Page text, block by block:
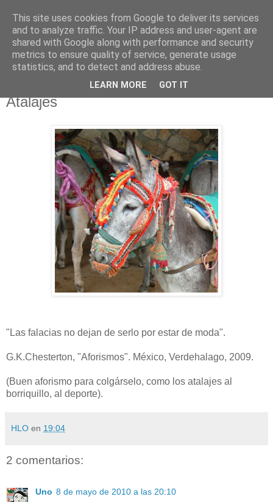
NO SPORT
¡Abajo el deporte!
sábado, 8 de mayo de 2010
Atalajes
"Las falacias no dejan de serlo por estar de moda".
G.K.Chesterton, "Aforismos". México, Verdehalago, 2009.
(Buen aforismo para colgárselo, como los atalajes al
borriquillo, al deporte).
HLO en 19:04
2 comentarios:
Uno 8 de mayo de 2010 a las 20:10
This site uses cookies from Google to deliver its services
and to analyze traffic. Your IP address and user-agent are
shared with Google along with performance and security
metrics to ensure quality of service, generate usage
statistics, and to detect and address abuse.
LEARN MORE GOT IT